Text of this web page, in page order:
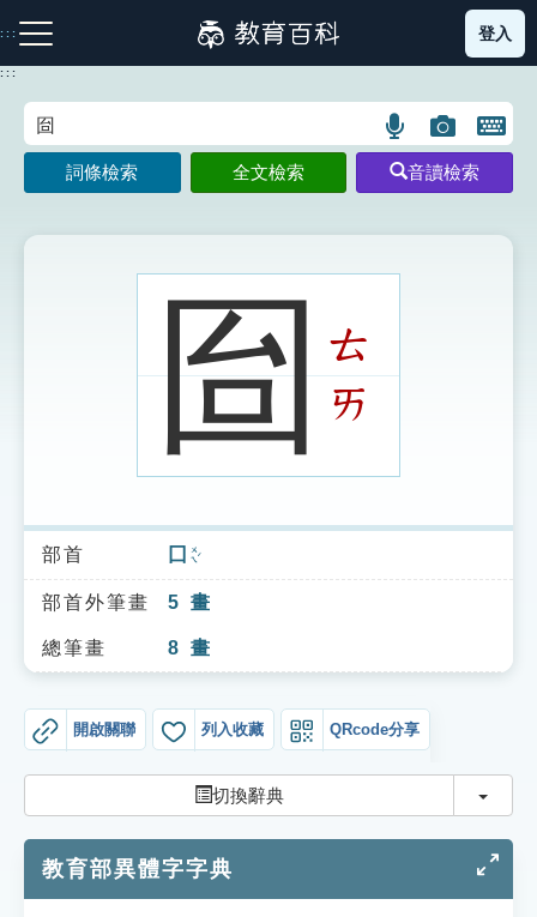
到
主
:::
注音索引圖示 筆畫索引圖示 部首索引表圖示
索引選單
知識索引
單字索引
貓頭鷹博士
登入
:::
語
言
搜
示
圖
片
搜
開
鍵
圖
詞條檢索 全文檢索 音讀檢索
囼ㄊ
ㄞ
部首 囗 ㄨㄟˊ
部首外筆畫 5 畫
總筆畫 8 畫
開啟關聯 列入收藏 QRcode分享
切換辭典 切換
教育部異體字字典